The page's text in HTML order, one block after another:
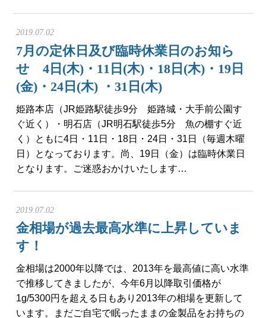
2019.07.02
7月の定休日及び臨時休業日のお知ら
せ 4日(木)・11日(木)・18日(木)・19日
(金)・24日(木) ・31日(木)
姫路本店（JR姫路駅徒歩9分 姫路城・大手前公園す
ぐ近く）・明石店（JR明石駅徒歩5分 魚の棚すぐ近
く）ともに4日・11日・18日・24日・31日（毎週木曜
日）となっております。尚、19日（金）は臨時休業日
となります。ご迷惑おかけいたします…
2019.07.02
金相場が過去最高水準に上昇していま
す！
金相場は2000年以降では、2013年を最高値に高い水準
で推移してきましたが、今年6月以降取引価格が
1g/5300円を超える日もあり2013年の相場を更新して
います。まだご自宅で眠ったままの金製品をお持ちの